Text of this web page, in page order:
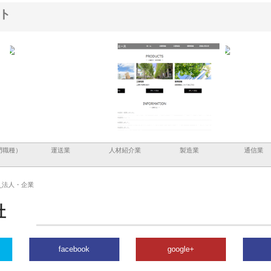
イトが提供する充実した情報内
種） 運送業 人材紹介業 製造業 通信業
法人・企業
facebook google+